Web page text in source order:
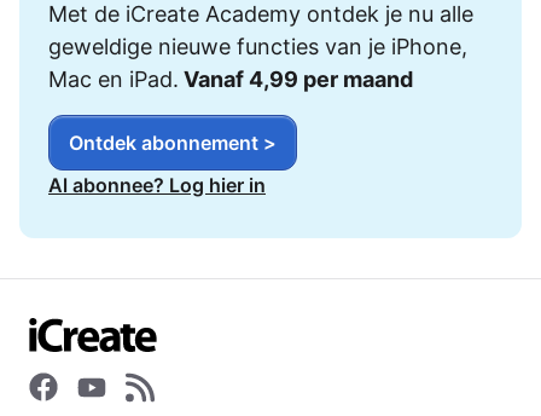
Met de iCreate Academy ontdek je nu alle
geweldige nieuwe functies van je iPhone,
Mac en iPad. Vanaf 4,99 per maand
Ontdek abonnement >
Al abonnee? Log hier in